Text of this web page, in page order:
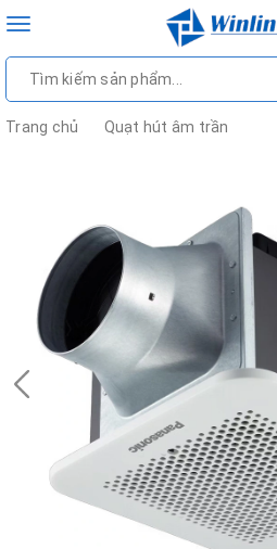
Toggle
Trang chủ Quạt hút âm trần